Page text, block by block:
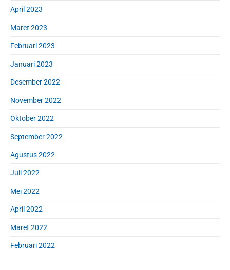
April 2023
Maret 2023
Februari 2023
Januari 2023
Desember 2022
November 2022
Oktober 2022
September 2022
Agustus 2022
Juli 2022
Mei 2022
April 2022
Maret 2022
Februari 2022